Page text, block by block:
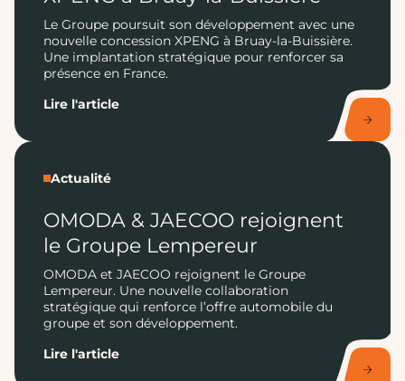
Le Groupe poursuit son développement avec une
nouvelle concession XPENG à Bruay-la-Buissière.
Une implantation stratégique pour renforcer sa
présence en France.
Lire l'article
Actualité
OMODA & JAECOO rejoignent
le Groupe Lempereur
OMODA et JAECOO rejoignent le Groupe
Lempereur. Une nouvelle collaboration
stratégique qui renforce l’offre automobile du
groupe et son développement.
Lire l'article